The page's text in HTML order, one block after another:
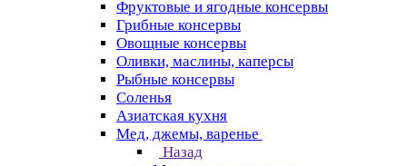
Фруктовые и ягодные консервы
Грибные консервы
Овощные консервы
Оливки, маслины, каперсы
Рыбные консервы
Соленья
Азиатская кухня
Мед, джемы, варенье
Назад